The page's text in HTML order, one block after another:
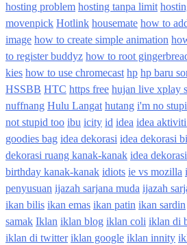
hosting problem hosting tanpa limit
movenpick Hotlink housemate how to
image how to create simple animation
to register buddyz how to root
kies how to use chromecast hp hp baru
HSSBB HTC https free hujan live xplay
nuffnang Hulu Langat hutang i'm no
not stupid too ibu icity id idea idea
goodies bag idea dekorasi idea dekorasi
dekorasi ruang kanak-kanak idea
birthday kanak-kanak idiots ie vs mozilla
penyusuan ijazah sarjana muda ijazah
ikan bilis ikan emas ikan patin ikan sardin
samak Iklan iklan blog iklan coli iklan di
iklan di twitter iklan google iklan innity